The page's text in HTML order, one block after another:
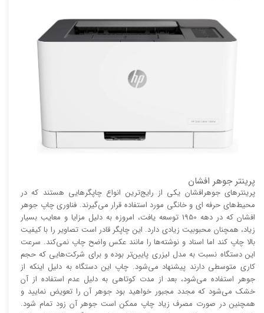
پرینتر جوهر افشان
پرینتر‌های جوهرافشان یکی از رایج‌ترین انواع چاپگر‌هایی هستند که در
محیط‌های حرفه ای و خانگی مورد استفاده قرار می‌گیرند. فناوری چاپ جوهر
افشان که در دهه 1950 توسعه یافت، امروزه به دلیل مزایا و معایب بسیار
زیاد، همچنان محبوبیت زیادی دارد. این چاپگر قادر است تصاویر را با کیفیت
بالا چاپ کند اما اسناد و نوشته‌ها را مانند عکس واضح چاپ نمی‌کند. سرعت
این دستگاه نسبت به مدل لیزری پایین‌تر بوده و برای شرکت‌هایی که حجم
کاری متوسطی دارند پیشنهاد می‌شود. چاپ این دستگاه به دلیل اینکه از
جوهر استفاده می‌شود، بعد از مدت کوتاهی به دلیل عدم استفاده از آن
خشک می‌شود که مجدد مجبور خواهید بود جوهر آن را تعویض نمایید و
همچنین در صورت مصرف زیاد چاپ ممکن است جوهر آن زود تمام شود.